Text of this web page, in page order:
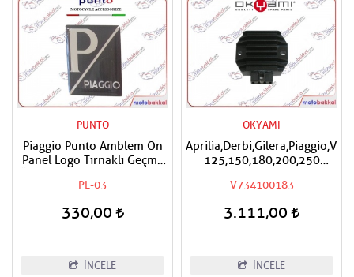
PUNTO
Piaggio Punto Amblem Ön
Panel Logo Tırnaklı Geçme
Gri
PL-03
330,00
İNCELE
OKYAMI
125,150,180,200,250
V734100183
3.111,00
İNCELE